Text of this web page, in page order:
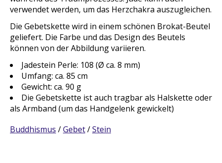
verwendet werden, um das Herzchakra auszugleichen.
Die Gebetskette wird in einem schönen Brokat-Beutel
geliefert. Die Farbe und das Design des Beutels
können von der Abbildung variieren.
Jadestein Perle: 108 (Ø ca. 8 mm)
Umfang: ca. 85 cm
Gewicht: ca. 90 g
Die Gebetskette ist auch tragbar als Halskette oder
als Armband (um das Handgelenk gewickelt)
Buddhismus /Gebet/Stein